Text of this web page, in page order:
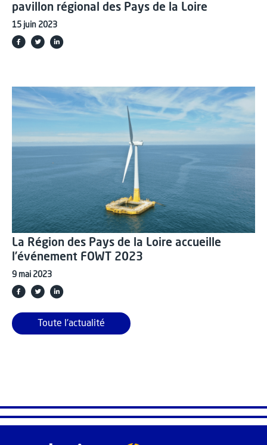
pavillon régional des Pays de la Loire
15 juin 2023
La Région des Pays de la Loire accueille
l’événement FOWT 2023
9 mai 2023
Toute l'actualité